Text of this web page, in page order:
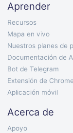
Aprender
Recursos
Mapa en vivo
Nuestros planes de
Documentación de
Bot de Telegram
Extensión de Chrome
Aplicación móvil
Acerca de
Apoyo